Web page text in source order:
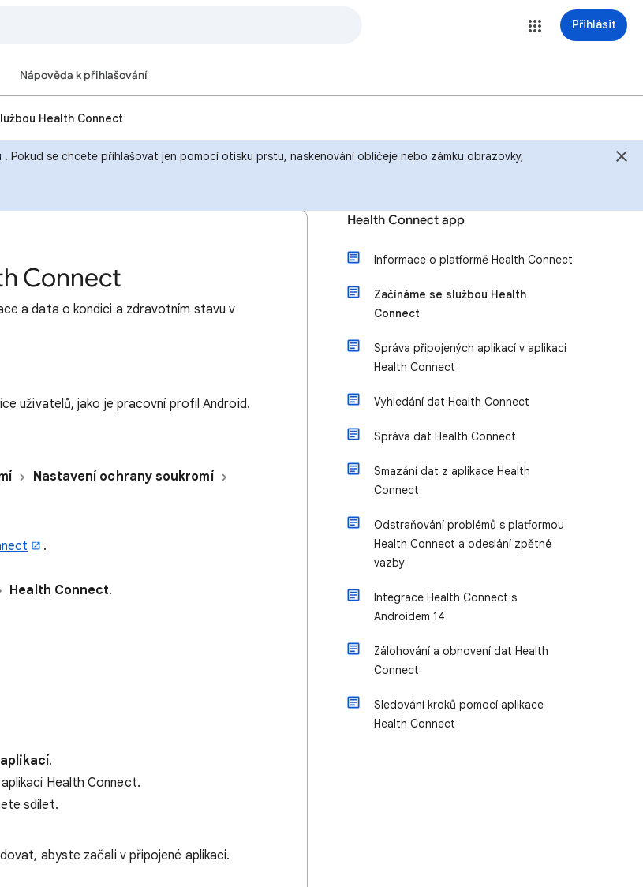
Přihlásit
Nápověda k přihlašování
Health Connect
se chcete přihlašovat jen pomocí otisku prstu, naskenování obličeje nebo zámku obrazovky,
Connect
a data o kondici a zdravotním stavu v
uživatelů, jako je pracovní profil Android.
Nastavení ochrany soukromí
.
Health Connect.
.
Health Connect.
sdílet.
abyste začali v připojené aplikaci.
Health Connect app
Informace o platformě Health Connect
Začínáme se službou Health
Connect
Správa připojených aplikací v aplikaci
Health Connect
Vyhledání dat Health Connect
Správa dat Health Connect
Smazání dat z aplikace Health
Connect
Odstraňování problémů s platformou
Health Connect a odeslání zpětné
vazby
Integrace Health Connect s
Androidem 14
Zálohování a obnovení dat Health
Connect
Sledování kroků pomocí aplikace
Health Connect